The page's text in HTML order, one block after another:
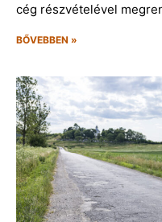
cég részvételével
BŐVEBBEN »